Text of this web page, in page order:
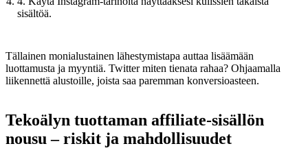
sisältöä.
Tällainen monialustainen lähestymistapa auttaa lisäämään
luottamusta ja myyntiä. Twitter miten tienata rahaa? Ohjaamalla
liikennettä alustoille, joista saa paremman konversioasteen.
Tekoälyn tuottaman affiliate-sisällön
nousu – riskit ja mahdollisuudet